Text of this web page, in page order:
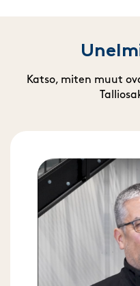
Katso, miten muut